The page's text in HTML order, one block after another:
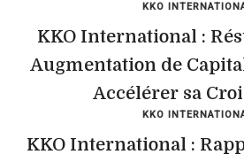
KKO
KKO International :
Augmentation de
Accélérer sa
KKO
KKO International :